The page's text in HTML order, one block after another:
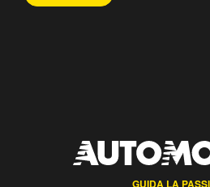
GUIDA LA